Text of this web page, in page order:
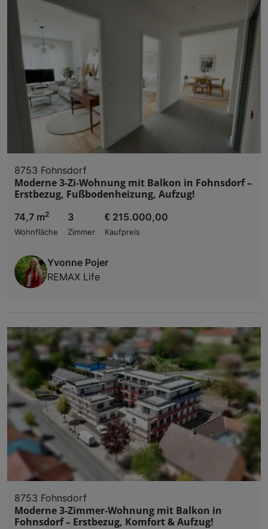
8753 Fohnsdorf
Moderne 3-Zi-Wohnung mit Balkon in Fohnsdorf –
Erstbezug, Fußbodenheizung, Aufzug!
74,7 m2
Wohnfläche
3
Zimmer
€ 215.000,00
Kaufpreis
Yvonne Pojer
REMAX Life
8753 Fohnsdorf
Moderne 3-Zimmer-Wohnung mit Balkon in
Fohnsdorf – Erstbezug, Komfort & Aufzug!